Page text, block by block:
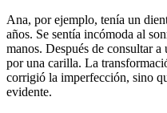
Ana, por ejemplo, tenía un
años. Se sentía incómoda al
manos. Después de consultar
por una carilla. La
corrigió la imperfección, sino
evidente.